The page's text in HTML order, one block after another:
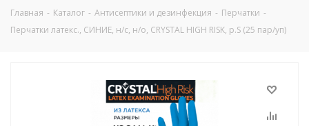
Главная - Каталог - Антисептики и дезинфекция - Перчатки -
Перчатки латекс., СИНИЕ, н/с, н/о, CRYSTAL HIGH RISK, р.S (25 пар/уп)